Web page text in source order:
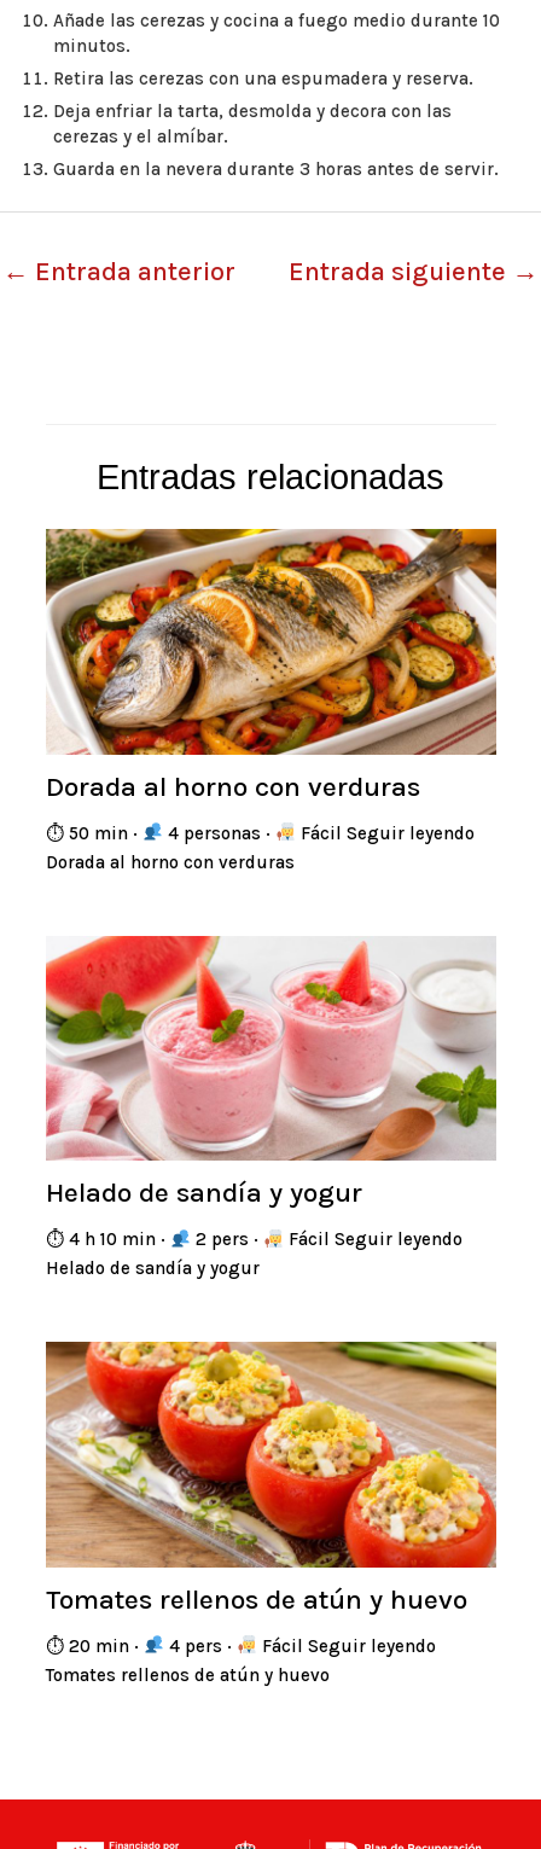
Añade las cerezas y cocina a fuego medio durante 10
minutos.
Retira las cerezas con una espumadera y reserva.
Deja enfriar la tarta, desmolda y decora con las
cerezas y el almíbar.
Guarda en la nevera durante 3 horas antes de servir.
← Entrada anterior Entrada siguiente →
Entradas relacionadas
Dorada al horno con verduras
⏱ 50 min · 4 personas ·
Fácil Seguir leyendo
Dorada al horno con verduras
Helado de sandía y yogur
⏱ 4 h 10 min · 2 pers ·
Fácil Seguir leyendo
Helado de sandía y yogur
Tomates rellenos de atún y huevo
⏱ 20 min · 4 pers ·
Fácil Seguir leyendo
Tomates rellenos de atún y huevo